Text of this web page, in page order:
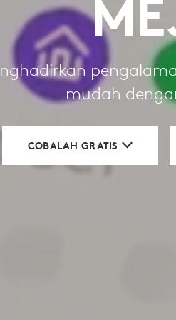
mudah
COBALAH GRATIS